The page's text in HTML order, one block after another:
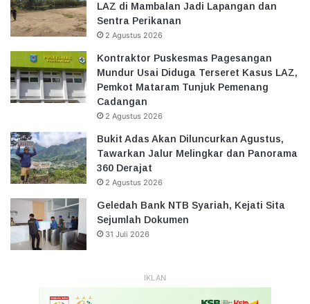
LAZ di Mambalan Jadi Lapangan dan
Sentra Perikanan
2 Agustus 2026
Kontraktor Puskesmas Pagesangan
Mundur Usai Diduga Terseret Kasus LAZ,
Pemkot Mataram Tunjuk Pemenang
Cadangan
2 Agustus 2026
Bukit Adas Akan Diluncurkan Agustus,
Tawarkan Jalur Melingkar dan Panorama
360 Derajat
2 Agustus 2026
Geledah Bank NTB Syariah, Kejati Sita
Sejumlah Dokumen
31 Juli 2026
IKLAN